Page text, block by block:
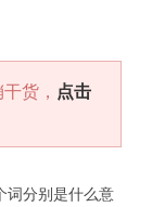
货， 点击
词分别是什么意